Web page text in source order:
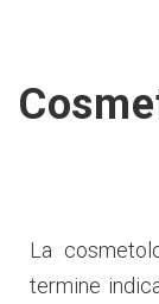
La
termine